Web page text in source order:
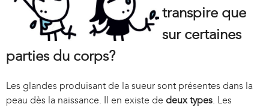
transpire que
sur certaines
parties du corps?
Les glandes produisant de la sueur sont présentes dans la
peau dès la naissance. Il en existe de deux types . Les